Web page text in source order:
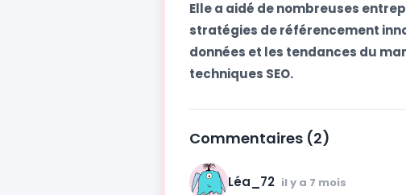
Elle a aidé de nombreuses
stratégies de référencement
données et les tendances du
techniques SEO.
Commentaires (2)
Léa_72 il y a 7 mois